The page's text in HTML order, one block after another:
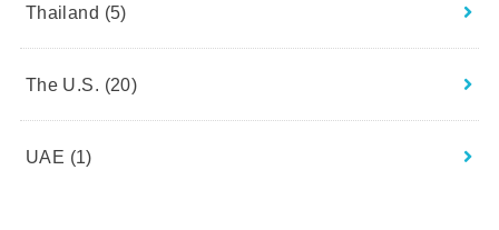
Thailand (5)
The U.S. (20)
UAE (1)